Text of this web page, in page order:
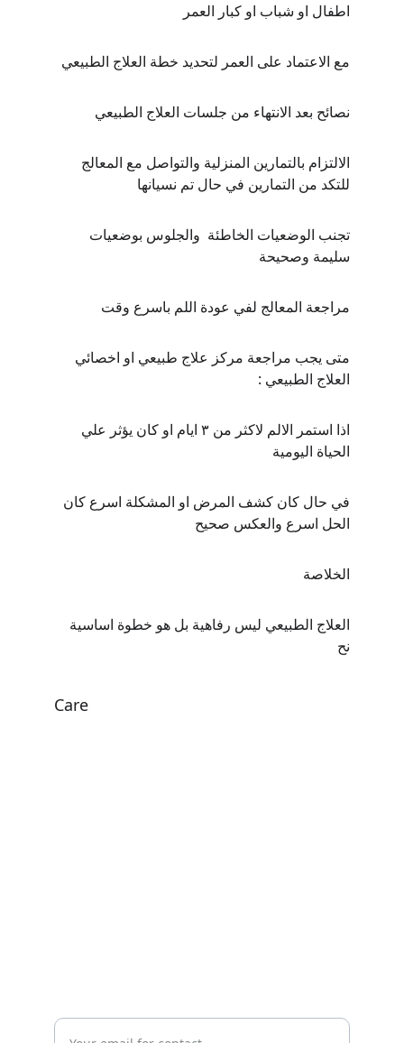
اطفال او شباب او كبار العمر
مع الاعتماد على العمر لتحديد خطة العلاج الطبيعي
نصائح بعد الانتهاء من جلسات العلاج الطبيعي
الالتزام بالتمارين المنزلية والتواصل مع المعالج
للتكد من التمارين في حال تم نسيانها
تجنب الوضعيات الخاطئة  والجلوس بوضعيات
سليمة وصحيحة
مراجعة المعالج لفي عودة اللم باسرع وقت
متى يجب مراجعة مركز علاج طبيعي او اخصائي
العلاج الطبيعي :
اذا استمر الالم لاكثر من ٣ ايام او كان يؤثر علي
الحياة اليومية
في حال كان كشف المرض او المشكلة اسرع كان
الحل اسرع والعكس صحيح
الخلاصة
العلاج الطبيعي ليس رفاهية بل هو خطوة اساسية
نح
Care